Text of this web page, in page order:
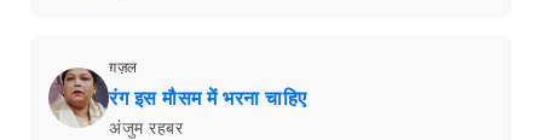
ग़ज़ल
रंग इस मौसम में भरना चाहिए
अंजुम रहबर